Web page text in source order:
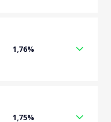
1,76%
1,75%